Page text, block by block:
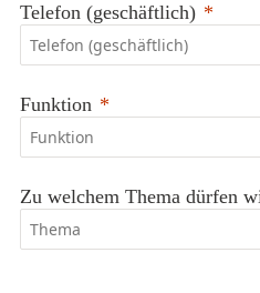
Telefon (geschäftlich)
Funktion
Zu welchem Thema dürfen